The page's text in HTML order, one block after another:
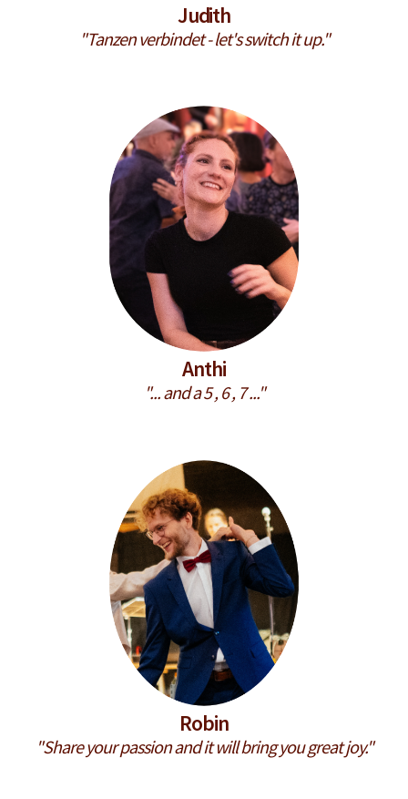
Judith
"Tanzen verbindet - let's switch it up."
Anthi
"... and a 5 , 6 , 7 ..."
Robin
"Share your passion and it will bring you great joy."